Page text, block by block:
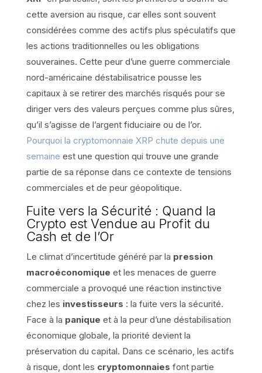
cette aversion au risque, car elles sont souvent
considérées comme des actifs plus spéculatifs que
les actions traditionnelles ou les obligations
souveraines. Cette peur d’une guerre commerciale
nord-américaine déstabilisatrice pousse les
capitaux à se retirer des marchés risqués pour se
diriger vers des valeurs perçues comme plus sûres,
qu’il s’agisse de l’argent fiduciaire ou de l’or.
Pourquoi la cryptomonnaie XRP chute depuis une
semaine est une question qui trouve une grande
partie de sa réponse dans ce contexte de tensions
commerciales et de peur géopolitique.
Fuite vers la Sécurité : Quand la
Crypto est Vendue au Profit du
Cash et de l’Or
Le climat d’incertitude généré par la pression
macroéconomique et les menaces de guerre
commerciale a provoqué une réaction instinctive
chez les investisseurs : la fuite vers la sécurité.
Face à la panique et à la peur d’une déstabilisation
économique globale, la priorité devient la
préservation du capital. Dans ce scénario, les actifs
à risque, dont les cryptomonnaies font partie